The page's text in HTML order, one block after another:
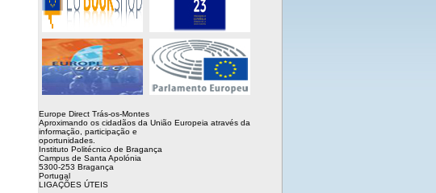
Europe Direct Trás-os-Montes
Aproximando os cidadãos da União Europeia através da
informação, participação e
oportunidades.
Instituto Politécnico de Bragança
Campus de Santa Apolónia
5300-253 Bragança
Portugal
LIGAÇÕES ÚTEIS